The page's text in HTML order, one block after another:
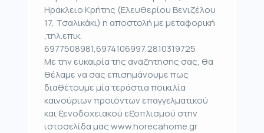
Ηράκλειο Κρήτης (Ελευθερίου Βενιζέλου
17, Τσαλικάκι) η αποστολή με μεταφορική
,τηλ.επικ.
6977508981,6974106997,2810319725
Με την ευκαιρία της αναζητησης σας, θα
θέλαμε να σας επισημάνουμε πως
διαθέτουμε μία τεράστια ποικιλία
καινούριων προϊόντων επαγγελματικού
και ξενοδοχειακού εξοπλισμού στην
ιστοσελίδα μας www.horecahome.gr